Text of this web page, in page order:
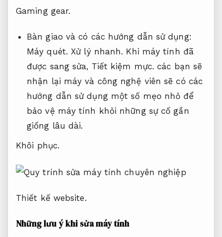
Gaming gear.
Bàn giao và có các hướng dẫn sử dụng:
Máy quét. Xử lý nhanh. Khi máy tính đã
được sang sửa, Tiết kiệm mực. các bạn sẽ
nhận lại máy và công nghệ viên sẽ có các
hướng dẫn sử dụng một số mẹo nhỏ để
bảo vệ máy tính khỏi những sự cố gần
giống lâu dài.
Khôi phục.
Thiết kế website.
Những lưu ý khi sửa máy tính